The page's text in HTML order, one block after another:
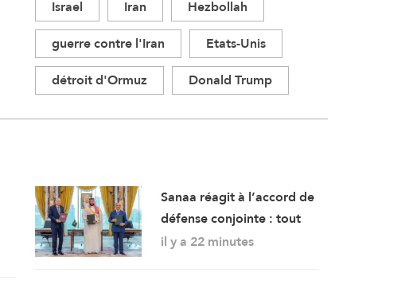
Israel
Iran
Hezbollah
guerre contre l'Iran
Etats-Unis
détroit d'Ormuz
Donald Trump
Sanaa réagit à l’accord de
défense conjointe : tout
bloc islamique qui ne fait
il y a 22 minutes